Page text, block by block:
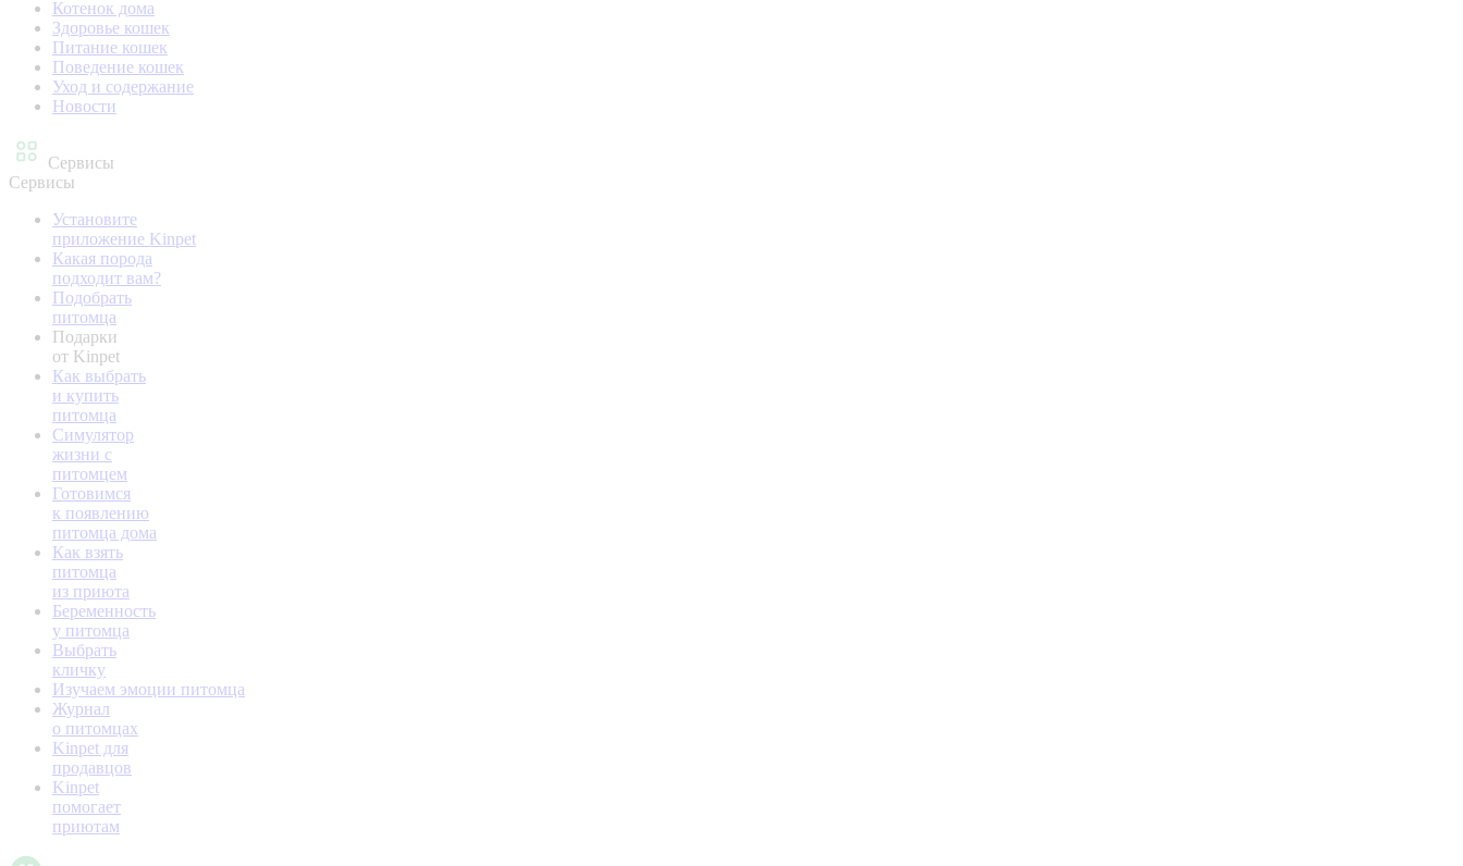
Котенок дома
Здоровье кошек
Питание кошек
Поведение кошек
Уход и содержание
Новости
Сервисы
Сервисы
Установите
приложение Kinpet
Какая порода
подходит вам?
Подобрать
питомца
Подарки
от Kinpet
Как выбрать
и купить
питомца
Симулятор
жизни с
питомцем
Готовимся
к появлению
питомца дома
Как взять
питомца
из приюта
Беременность
у питомца
Выбрать
кличку
Изучаем эмоции питомца
Журнал
о питомцах
Kinpet для
продавцов
Kinpet
помогает
приютам